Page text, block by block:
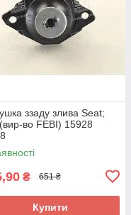
ззаду злива Seat;
во FEBI) 15928
₴ 651 ₴
Купити